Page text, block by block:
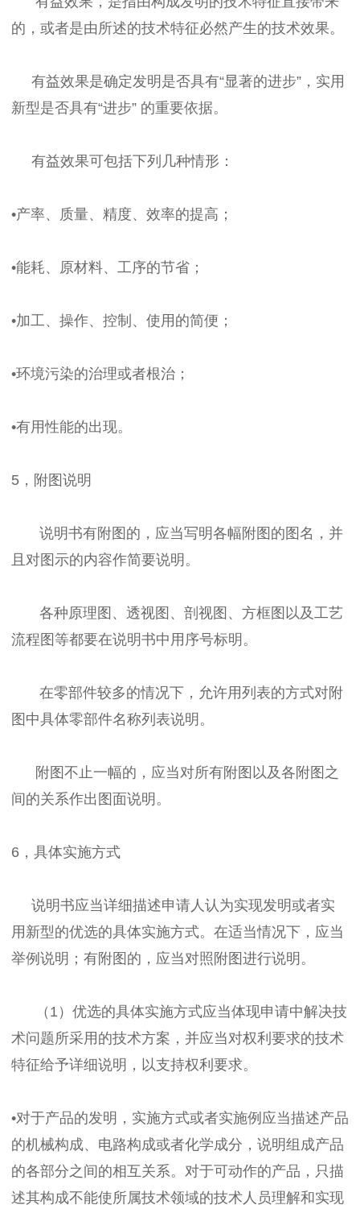
的，或者是由所述的技术特征必然产生的技术效果。
有益效果是确定发明是否具有“显著的进步”，实用
新型是否具有“进步” 的重要依据。
有益效果可包括下列几种情形：
•产率、质量、精度、效率的提高；
•能耗、原材料、工序的节省；
•加工、操作、控制、使用的简便；
•环境污染的治理或者根治；
•有用性能的出现。
5，附图说明
说明书有附图的，应当写明各幅附图的图名，并
且对图示的内容作简要说明。
各种原理图、透视图、剖视图、方框图以及工艺
流程图等都要在说明书中用序号标明。
在零部件较多的情况下，允许用列表的方式对附
图中具体零部件名称列表说明。
附图不止一幅的，应当对所有附图以及各附图之
间的关系作出图面说明。
6，具体实施方式
说明书应当详细描述申请人认为实现发明或者实
用新型的优选的具体实施方式。在适当情况下，应当
举例说明；有附图的，应当对照附图进行说明。
（1）优选的具体实施方式应当体现申请中解决技
术问题所采用的技术方案，并应当对权利要求的技术
特征给予详细说明，以支持权利要求。
•对于产品的发明，实施方式或者实施例应当描述产品
的机械构成、电路构成或者化学成分，说明组成产品
的各部分之间的相互关系。对于可动作的产品，只描
述其构成不能使所属技术领域的技术人员理解和实现